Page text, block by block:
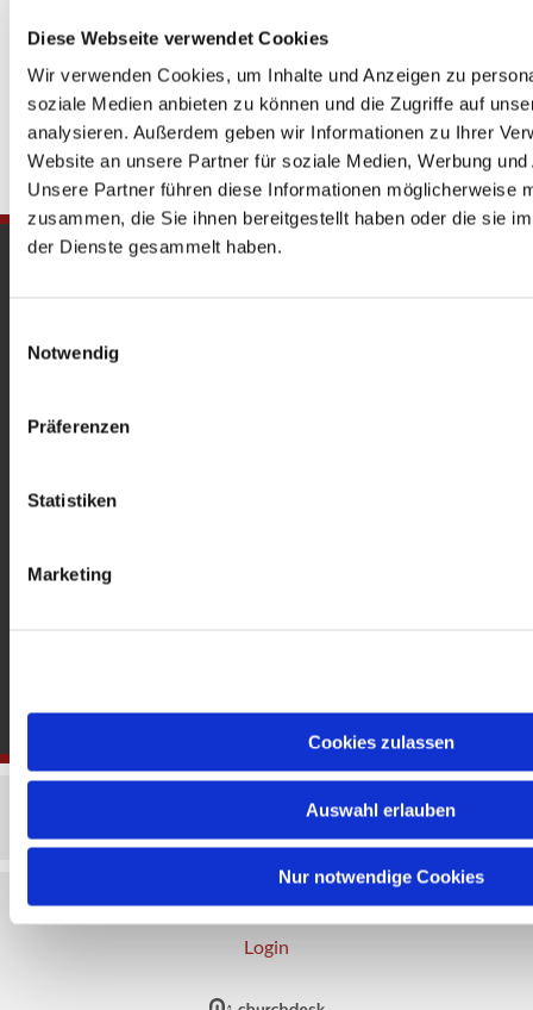
Diese Webseite verwendet Cookies
Wir verwenden Cookies, um Inhalte und Anzeigen zu
soziale Medien anbieten zu können und die Zugriffe auf
analysieren. Außerdem geben wir Informationen zu Ihrer
Website an unsere Partner für soziale Medien, Werbung
Unsere Partner führen diese Informationen möglicherweise
zusammen, die Sie ihnen bereitgestellt haben oder die sie
der Dienste gesammelt haben.
Notwendig
Präferenzen
Statistiken
Marketing
Cookies zulassen
Auswahl erlauben
Nur notwendige Cookies
Heckerdamm 230, 13627 Berlin |
Offene Kirche: Täglich 08-18 Uhr
Impressum Datenschutzerklärung
ChurchDesk-
Login